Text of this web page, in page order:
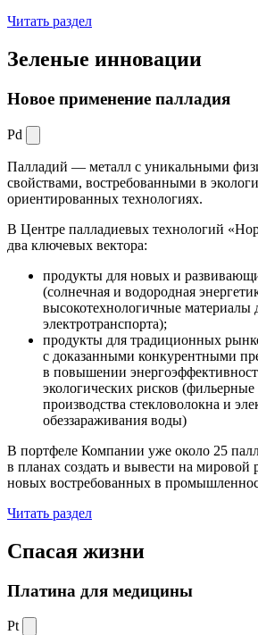
Читать раздел
Зеленые инновации
Новое применение палладия
Pd
Палладий — металл с уникальными
свойствами, востребованными в
ориентированных технологиях.
В Центре палладиевых технологий
два ключевых вектора:
продукты для новых и
(солнечная и водородная
высокотехнологичные материалы
электротранспорта);
продукты для традиционных
с доказанными конкурентными
в повышении
экологических рисков (фильерные
производства стекловолокна и
обеззараживания воды)
В портфеле Компании уже около 25
в планах создать и вывести на мировой
новых востребованных в
Читать раздел
Спасая жизни
Платина для медицины
Pt